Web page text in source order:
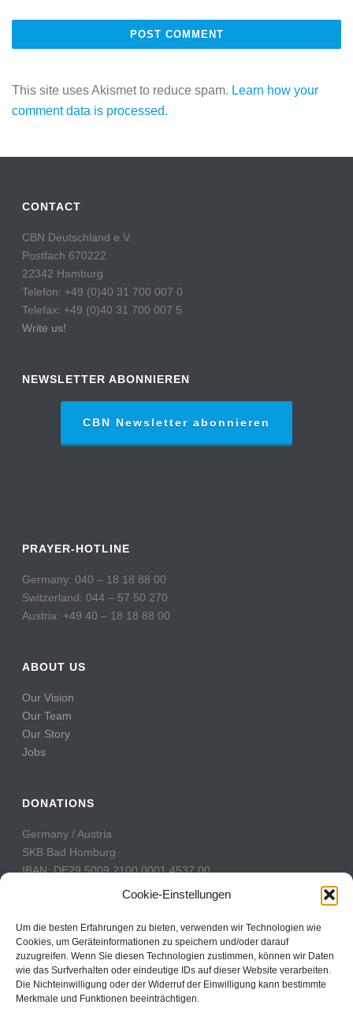
Cookie-Einstellungen
Um die besten Erfahrungen zu bieten, verwenden wir Technologien wie
Cookies, um Geräteinformationen zu speichern und/oder darauf
zuzugreifen. Wenn Sie diesen Technologien zustimmen, können wir Daten
wie das Surfverhalten oder eindeutige IDs auf dieser Website verarbeiten.
Die Nichteinwilligung oder der Widerruf der Einwilligung kann bestimmte
Merkmale und Funktionen beeinträchtigen.
This site uses Akismet to reduce spam. Learn how your
comment data is processed.
CONTACT
CBN Deutschland e.V.
Postfach 670222
22342 Hamburg
Telefon: +49 (0)40 31 700 007 0
Telefax: +49 (0)40 31 700 007 5
Write us!
NEWSLETTER ABONNIEREN
CBN Newsletter abonnieren
PRAYER-HOTLINE
Germany: 040 – 18 18 88 00
Switzerland: 044 – 57 50 270
Austria: +49 40 – 18 18 88 00
ABOUT US
Our Vision
Our Team
Our Story
Jobs
DONATIONS
Germany / Austria
SKB Bad Homburg
IBAN: DE29 5009 2100 0001 4537 00
BIC: GENODE51BH2
Switzerland
PostFinance
Konto: 60-742493-7
IBAN: CH31 0900 0000 6074 2493 7
BIC: POFICHBEXXX